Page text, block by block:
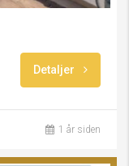
Detaljer
1 år siden